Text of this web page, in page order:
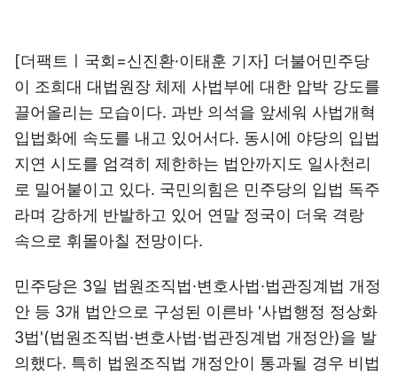
[더팩트ㅣ국회=신진환·이태훈 기자] 더불어민주당
이 조희대 대법원장 체제 사법부에 대한 압박 강도를
끌어올리는 모습이다. 과반 의석을 앞세워 사법개혁
입법화에 속도를 내고 있어서다. 동시에 야당의 입법
지연 시도를 엄격히 제한하는 법안까지도 일사천리
로 밀어붙이고 있다. 국민의힘은 민주당의 입법 독주
라며 강하게 반발하고 있어 연말 정국이 더욱 격랑
속으로 휘몰아칠 전망이다.
민주당은 3일 법원조직법·변호사법·법관징계법 개정
안 등 3개 법안으로 구성된 이른바 '사법행정 정상화
3법'(법원조직법·변호사법·법관징계법 개정안)을 발
의했다. 특히 법원조직법 개정안이 통과될 경우 비법